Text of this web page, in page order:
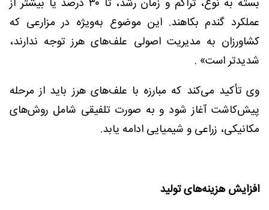
بسته به نوع، تراکم و زمان رشد، تا ۳۰ درصد یا بیشتر از
عملکرد گندم بکاهند. این موضوع به‌ویژه در مزارعی که
کشاورزان به مدیریت اصولی علف‌های هرز توجه ندارند،
شدیدتر است» .
وی تأکید می‌کند که مبارزه با علف‌های هرز باید از مرحله
پیش‌کاشت آغاز شود و به صورت تلفیقی شامل روش‌های
مکانیکی، زراعی و شیمیایی ادامه یابد.
افزایش هزینه‌های تولید